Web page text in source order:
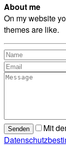
About me
On my website
themes are like.
Senden
Mit